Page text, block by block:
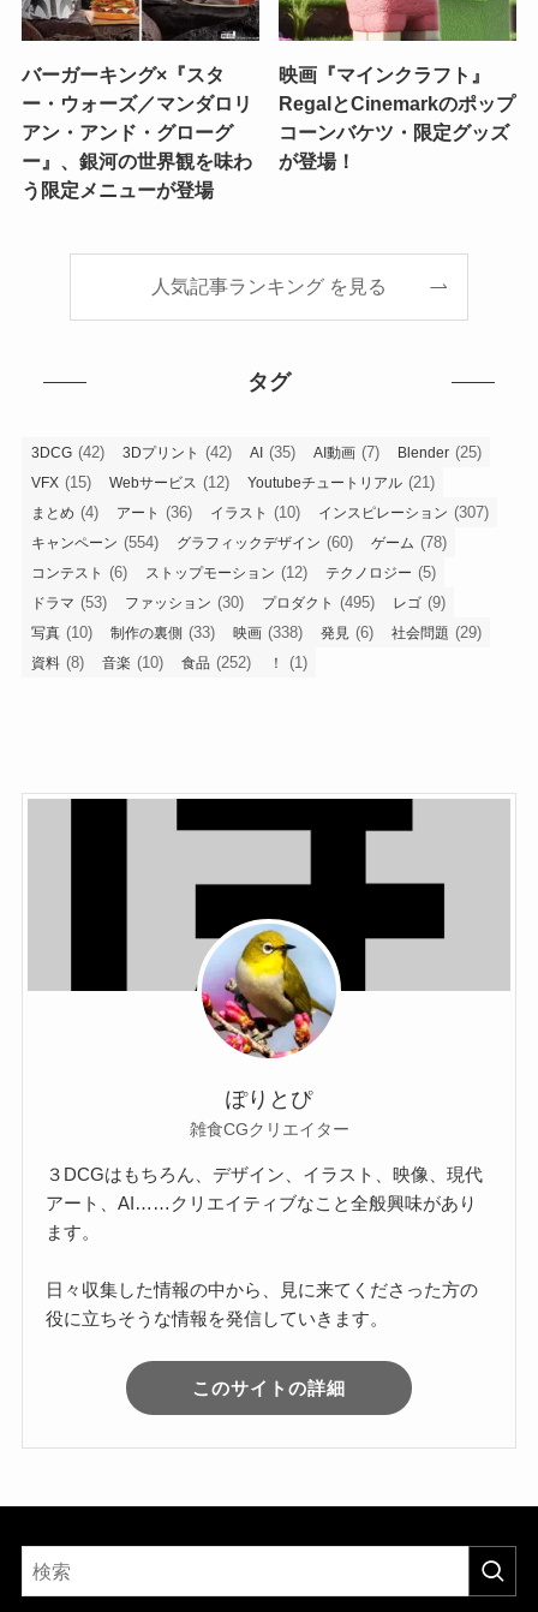
バーガーキング×『スタ
ー・ウォーズ／マンダロリ
アン・アンド・グローグ
ー』、銀河の世界観を味わ
う限定メニューが登場
映画『マインクラフト』
RegalとCinemarkのポップ
コーンバケツ・限定グッズ
が登場！
人気記事ランキング を見る
タグ
3DCG (42) 3Dプリント (42) AI (35) AI動画 (7) Blender (25)
VFX (15) Webサービス (12) Youtubeチュートリアル (21)
まとめ (4) アート (36) イラスト (10) インスピレーション (307)
キャンペーン (554) グラフィックデザイン (60) ゲーム (78)
コンテスト (6) ストップモーション (12) テクノロジー (5)
ドラマ (53) ファッション (30) プロダクト (495) レゴ (9)
写真 (10) 制作の裏側 (33) 映画 (338) 発見 (6) 社会問題 (29)
資料 (8) 音楽 (10) 食品 (252) ！ (1)
ぽりとぴ
雑食CGクリエイター
３DCGはもちろん、デザイン、イラスト、映像、現代
アート、AI……クリエイティブなこと全般興味があり
ます。
日々収集した情報の中から、見に来てくださった方の
役に立ちそうな情報を発信していきます。
このサイトの詳細